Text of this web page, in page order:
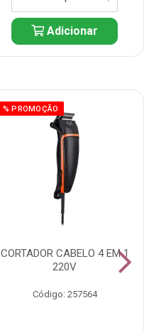
Adicionar
% PROMOÇÃO
CORTADOR CABELO 4 EM 1
220V
Código: 257564